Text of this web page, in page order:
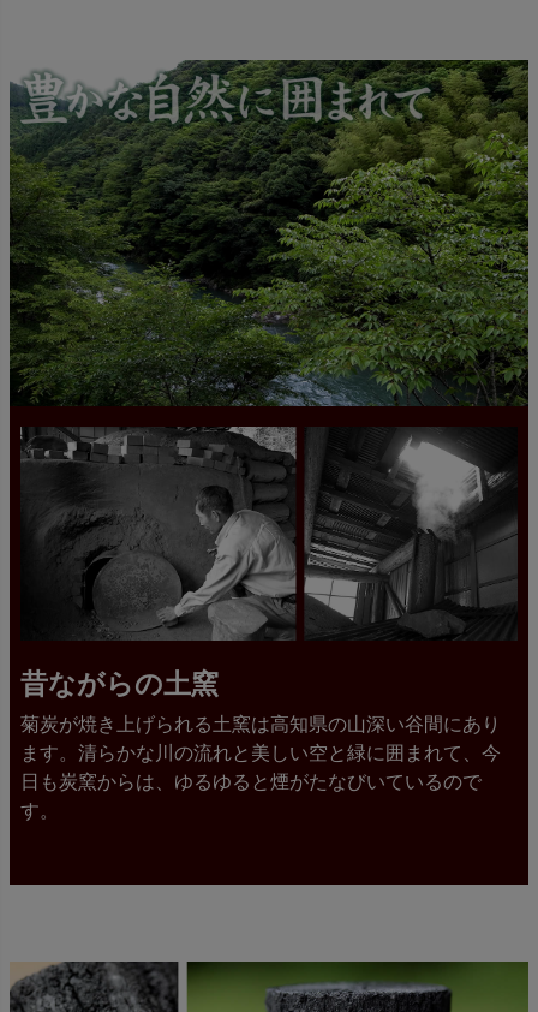
昔ながらの土窯
菊炭が焼き上げられる土窯は高知県の山深い谷間にあり
ます。清らかな川の流れと美しい空と緑に囲まれて、今
日も炭窯からは、ゆるゆると煙がたなびいているので
す。